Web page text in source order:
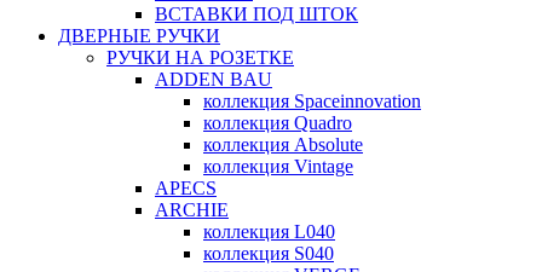
ВСТАВКИ ПОД ШТОК
ДВЕРНЫЕ РУЧКИ
РУЧКИ НА РОЗЕТКЕ
ADDEN BAU
коллекция Spaceinnovation
коллекция Quadro
коллекция Absolute
коллекция Vintage
APECS
ARCHIE
коллекция L040
коллекция S040